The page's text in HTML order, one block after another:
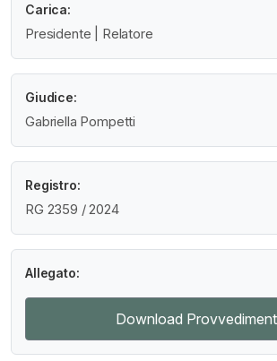
Carica:
Presidente | Relatore
Giudice:
Gabriella Pompetti
Registro:
RG 2359 / 2024
Allegato:
Download